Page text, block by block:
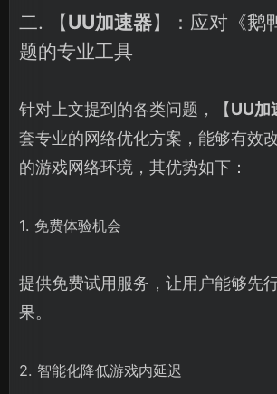
二. 【UU加速器】：应对《鹅
题的专业工具
针对上文提到的各类问题，【UU加
套专业的网络优化方案，能够有效
的游戏网络环境，其优势如下：
1. 免费体验机会
提供免费试用服务，让用户能够先
果。
2. 智能化降低游戏内延迟